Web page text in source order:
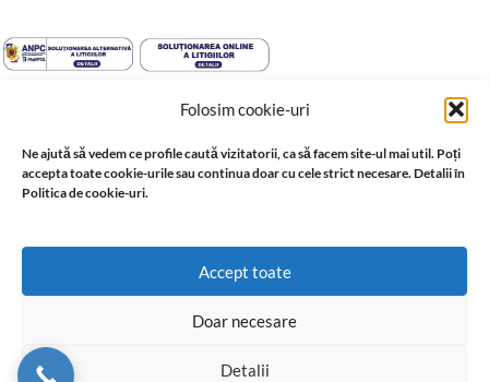
Folosim cookie-uri
Ne ajută să vedem ce profile caută vizitatorii, ca să facem site-ul mai util. Poți
accepta toate cookie-urile sau continua doar cu cele strict necesare. Detalii în
Politica de cookie-uri.
Accept toate
Doar necesare
Detalii
© 2026 Profil Expert. Toate drepturile rezervate. Conținutul acestui
site, inclusiv textele, fotografiile, grafica, documentația și
ori în baza drepturilor acordate de titularii acestuia. Reproducerea,
copierea, distribuirea, publicarea sau utilizarea integrală ori parțială,